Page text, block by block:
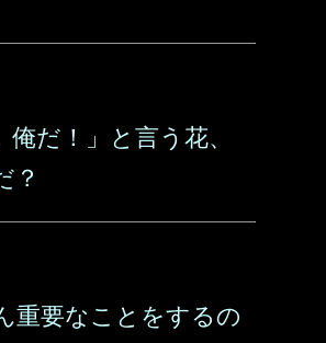
俺だ！」と言う花、
？
重要なことをするの